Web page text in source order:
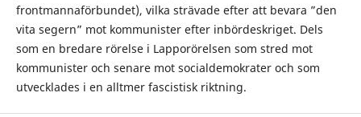
frontmannaförbundet), vilka strävade efter att bevara ”den
vita segern” mot kommunister efter inbördeskriget. Dels
som en bredare rörelse i Lapporörelsen som stred mot
kommunister och senare mot socialdemokrater och som
utvecklades i en alltmer fascistisk riktning.